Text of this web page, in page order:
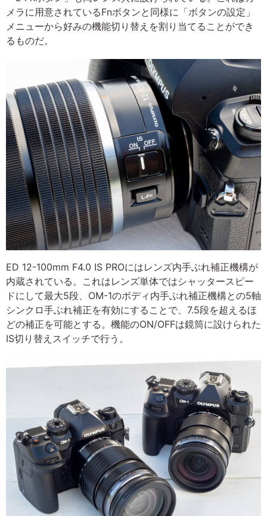
メラに用意されているFnボタンと同様に「ボタンの設定」
メニューから好みの機能切り替えを割り当てることができ
るものだ。
ED 12-100mm F4.0 IS PROにはレンズ内手ぶれ補正機構が
内蔵されている。これはレンズ単体ではシャッタースピー
ドにして最大5段、OM-1のボディ内手ぶれ補正機構との5軸
シンクロ手ぶれ補正を有効にすることで、7.5段を超えるほ
どの補正を可能とする。機能のON/OFFは鏡筒に設けられた
IS切り替えスイッチで行う。